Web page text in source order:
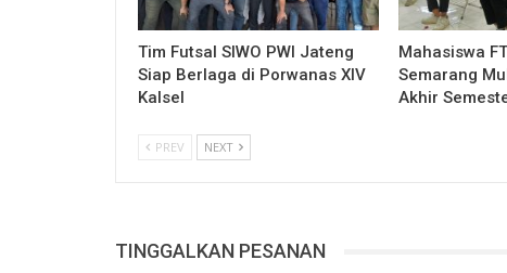
Tim Futsal SIWO PWI Jateng
Siap Berlaga di Porwanas XIV
Kalsel
Mahasiswa
Semarang
Akhir
PREV NEXT
TINGGALKAN PESANAN